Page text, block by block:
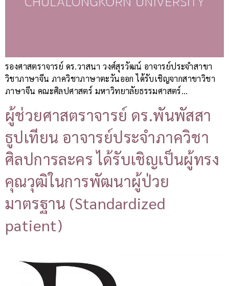
รองศาสตราจารย์ ดร.วาสนา วงศ์สุรวัฒน์ อาจารย์ประจำสาขา
วิชาภาษาจีน ภาควิชาภาษาตะวันออก ได้รับเชิญจากสาขาวิชา
ภาษาจีน คณะศิลปศาสตร์ มหาวิทยาลัยธรรมศาสตร์…
ผู้ช่วยศาสตราจารย์ ดร.พันพัสสา
ธูปเทียน อาจารย์ประจำภาควิชา
ศิลปการละคร ได้รับเชิญเป็นผู้ทรง
คุณวุฒิในการพัฒนาผู้ป่วย
มาตรฐาน (Standardized
patient)